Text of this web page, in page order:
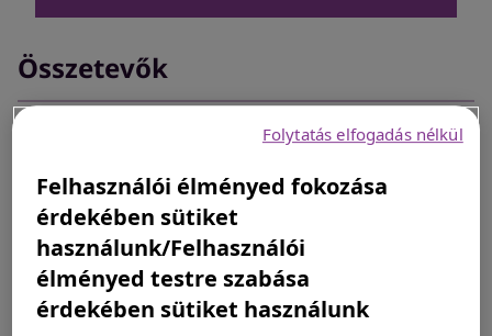
Összetevők
Az allergia képes megbénítani a mindennapjainkat.
Szerencsére az Allegra hatóanyagában, a
fexofenadinban, található szelektív perifériás H1-
blokkoló segítségével kiszabadulhatunk ebből az
állapotból. A fexofenadin egy második generációs,
nem szedáló hatású antihisztamin, amely nem jut át a
vér-agy gáton*.
Felhasználói élményed fokozása
érdekében sütiket
használunk/Felhasználói
élményed testre szabása
érdekében sütiket használunk
Folytatás elfogadás nélkül